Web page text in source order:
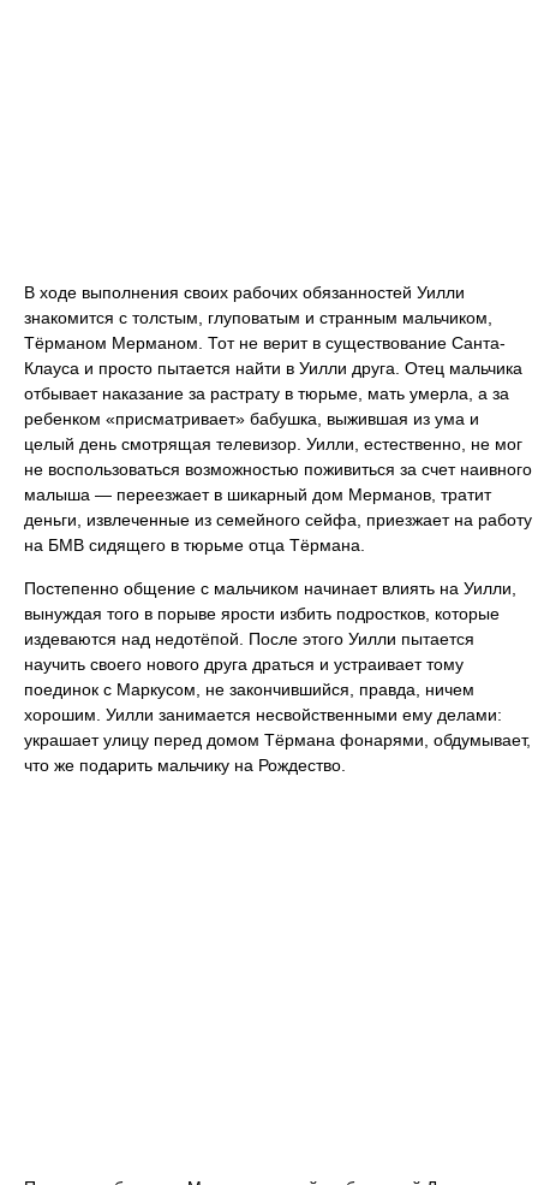
В ходе выполнения своих рабочих обязанностей Уилли
знакомится с толстым, глуповатым и странным мальчиком,
Тёрманом Мерманом. Тот не верит в существование Санта-
Клауса и просто пытается найти в Уилли друга. Отец мальчика
отбывает наказание за растрату в тюрьме, мать умерла, а за
ребенком «присматривает» бабушка, выжившая из ума и
целый день смотрящая телевизор. Уилли, естественно, не мог
не воспользоваться возможностью поживиться за счет наивного
малыша — переезжает в шикарный дом Мерманов, тратит
деньги, извлеченные из семейного сейфа, приезжает на работу
на БМВ сидящего в тюрьме отца Тёрмана.
Постепенно общение с мальчиком начинает влиять на Уилли,
вынуждая того в порыве ярости избить подростков, которые
издеваются над недотёпой. После этого Уилли пытается
научить своего нового друга драться и устраивает тому
поединок с Маркусом, не закончившийся, правда, ничем
хорошим. Уилли занимается несвойственными ему делами:
украшает улицу перед домом Тёрмана фонарями, обдумывает,
что же подарить мальчику на Рождество.